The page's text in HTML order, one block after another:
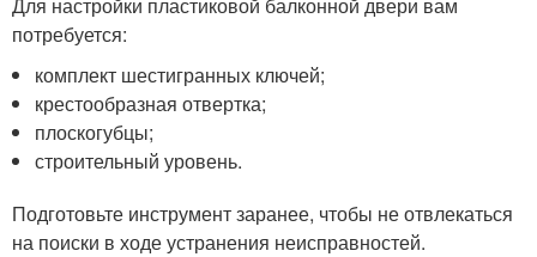
потребуется:
комплект шестигранных ключей;
крестообразная отвертка;
плоскогубцы;
строительный уровень.
Подготовьте инструмент заранее, чтобы не отвлекаться
на поиски в ходе устранения неисправностей.